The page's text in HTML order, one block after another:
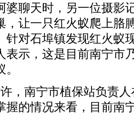
聊天时，另一位摄影
，让一只红火蚁爬上胳
针对石埠镇发现红火蚁
表示，这是目前南宁市
，南宁市植保站负责
握的情况来看，目前南